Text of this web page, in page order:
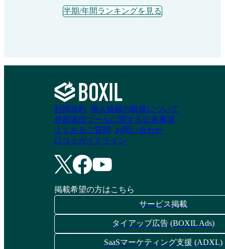
半期/年間ランキングを見る
利用規約 個人情報の取扱について
外部送信ツールに関する公表事項
よくあるご質問
お問い合わせ
口コミガイドライン
掲載希望の方はこちら
サービス掲載
タイアップ広告 (BOXIL Ads)
SaaSマーケティング支援 (ADXL)